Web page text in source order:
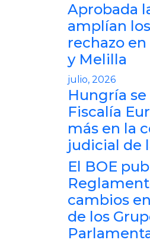
Aprobada
amplían
rechazo
y Melilla
julio, 2026
Hungría
Fiscalía
más en la
judicial de
El BOE
cambios
de los